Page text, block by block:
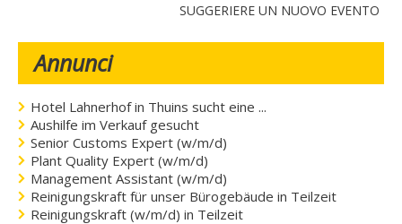
SUGGERIERE UN NUOVO EVENTO
Annunci
Hotel Lahnerhof in Thuins sucht eine ...
Aushilfe im Verkauf gesucht
Senior Customs Expert (w/m/d)
Plant Quality Expert (w/m/d)
Management Assistant (w/m/d)
Reinigungskraft für unser Bürogebäude in Teilzeit
Reinigungskraft (w/m/d) in Teilzeit